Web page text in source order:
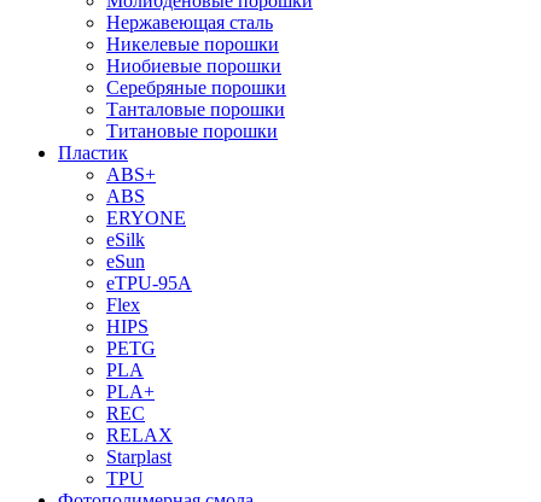
Нержавеющая сталь
Никелевые порошки
Ниобиевые порошки
Серебряные порошки
Танталовые порошки
Титановые порошки
Пластик
ABS+
ABS
ERYONE
eSilk
eSun
eTPU-95A
Flex
HIPS
PETG
PLA
PLA+
REC
RELAX
Starplast
TPU